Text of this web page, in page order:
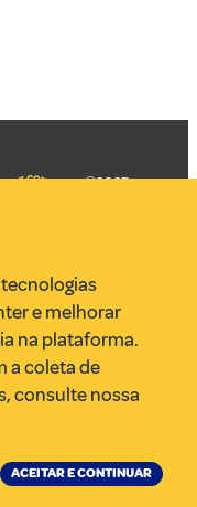
©2025
e melhorar
na plataforma.
a coleta de
consulte nossa
ACEITAR E CONTINUAR